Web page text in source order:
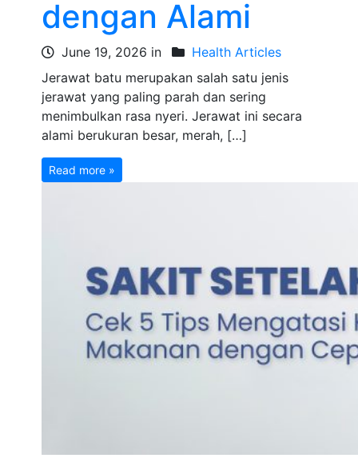
dengan Alami
June 19, 2026 in
Health Articles
Jerawat batu merupakan salah satu jenis
jerawat yang paling parah dan sering
menimbulkan rasa nyeri. Jerawat ini secara
alami berukuran besar, merah, […]
Read more »